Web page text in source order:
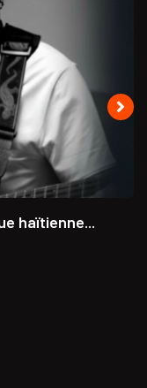
haïtienne...